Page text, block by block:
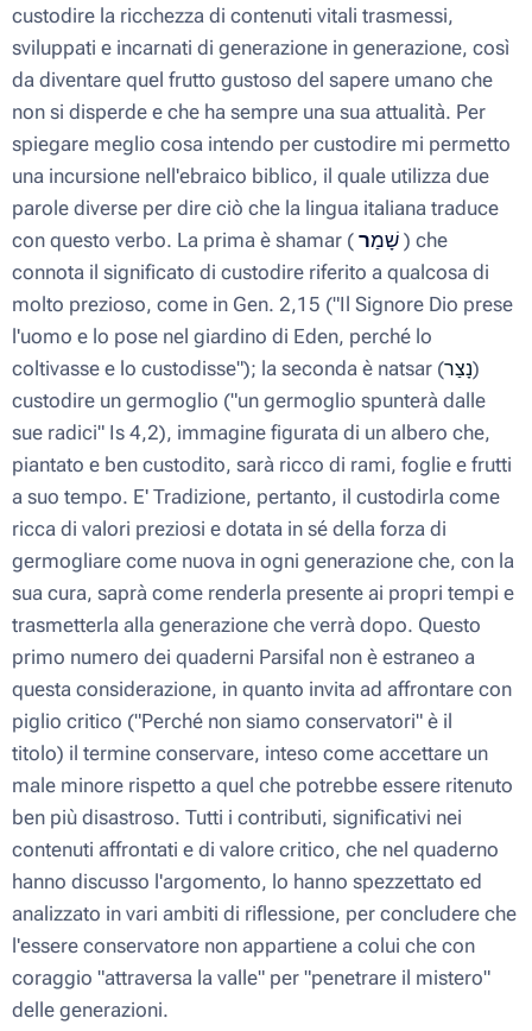
custodire la ricchezza di contenuti vitali trasmessi,
sviluppati e incarnati di generazione in generazione, così
da diventare quel frutto gustoso del sapere umano che
non si disperde e che ha sempre una sua attualità. Per
spiegare meglio cosa intendo per custodire mi permetto
una incursione nell'ebraico biblico, il quale utilizza due
parole diverse per dire ciò che la lingua italiana traduce
con questo verbo. La prima è shamar ( שָׁמַ ) che
connota il significato di custodire riferito a qualcosa di
molto prezioso, come in Gen. 2,15 ("Il Signore Dio prese
l'uomo e lo pose nel giardino di Eden, perché lo
coltivasse e lo custodisse"); la seconda è natsar (נָצַר)
custodire un germoglio ("un germoglio spunterà dalle
sue radici" Is 4,2), immagine figurata di un albero che,
piantato e ben custodito, sarà ricco di rami, foglie e frutti
a suo tempo. E' Tradizione, pertanto, il custodirla come
ricca di valori preziosi e dotata in sé della forza di
germogliare come nuova in ogni generazione che, con la
sua cura, saprà come renderla presente ai propri tempi e
trasmetterla alla generazione che verrà dopo. Questo
primo numero dei quaderni Parsifal non è estraneo a
questa considerazione, in quanto invita ad affrontare con
piglio critico ("Perché non siamo conservatori" è il
titolo) il termine conservare, inteso come accettare un
male minore rispetto a quel che potrebbe essere ritenuto
ben più disastroso. Tutti i contributi, significativi nei
contenuti affrontati e di valore critico, che nel quaderno
hanno discusso l'argomento, lo hanno spezzettato ed
analizzato in vari ambiti di riflessione, per concludere che
l'essere conservatore non appartiene a colui che con
coraggio "attraversa la valle" per "penetrare il mistero"
delle generazioni.